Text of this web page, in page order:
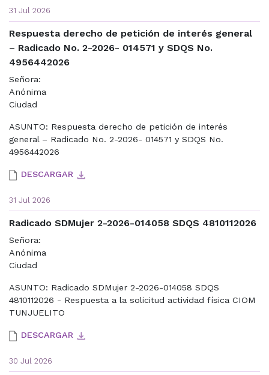
31 Jul 2026
Respuesta derecho de petición de interés general
– Radicado No. 2-2026- 014571 y SDQS No.
4956442026
Señora:
Anónima
Ciudad
ASUNTO: Respuesta derecho de petición de interés
general – Radicado No. 2-2026- 014571 y SDQS No.
4956442026
DESCARGAR
31 Jul 2026
Radicado SDMujer 2-2026-014058 SDQS 4810112026
Señora:
Anónima
Ciudad
ASUNTO: Radicado SDMujer 2-2026-014058 SDQS
4810112026 - Respuesta a la solicitud actividad física CIOM
TUNJUELITO
DESCARGAR
30 Jul 2026